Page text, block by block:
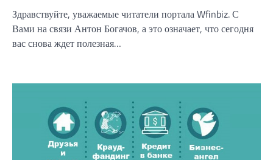
Здравствуйте, уважаемые читатели портала Wfinbiz. С
Вами на связи Антон Богачов, а это означает, что сегодня
вас снова ждет полезная…